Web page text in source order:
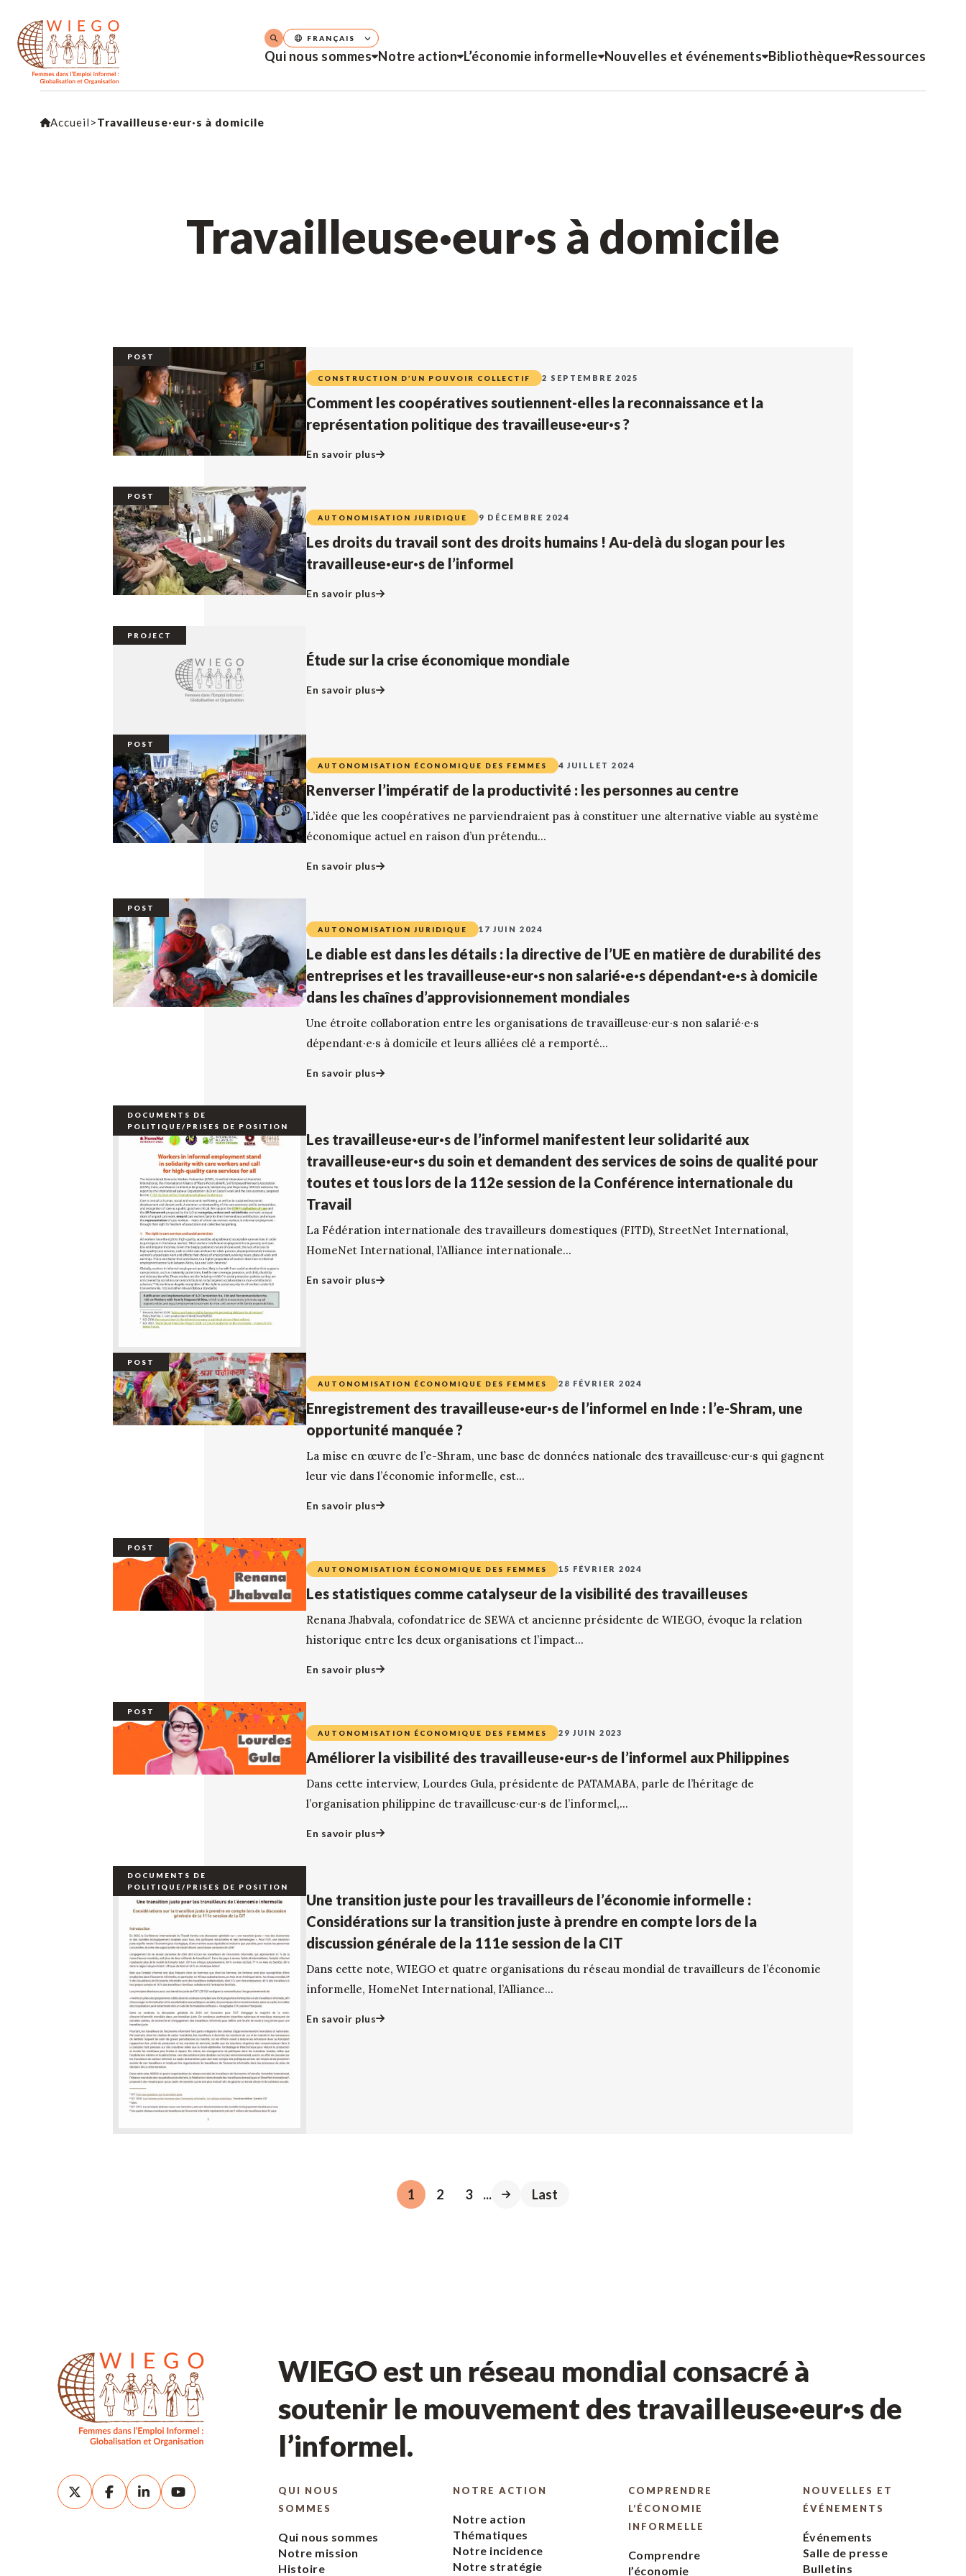
Qui nous sommes Notre action L’économie informelle Nouvelles et événements Bibliothèque Ressources
FRANÇAIS
Accueil >Travailleuse·eur·s à domicile
Travailleuse·eur·s à domicile
POST
CONSTRUCTION D’UN POUVOIR COLLECTIF 2 SEPTEMBRE 2025
Comment les coopératives soutiennent-elles la reconnaissance et la
représentation politique des travailleuse·eur·s ?
En savoir plus
POST
AUTONOMISATION JURIDIQUE 9 DÉCEMBRE 2024
Les droits du travail sont des droits humains ! Au-delà du slogan pour les
travailleuse·eur·s de l’informel
En savoir plus
PROJECT
Étude sur la crise économique mondiale
En savoir plus
POST
AUTONOMISATION ÉCONOMIQUE DES FEMMES 4 JUILLET 2024
Renverser l’impératif de la productivité : les personnes au centre
L’idée que les coopératives ne parviendraient pas à constituer une alternative viable au système
économique actuel en raison d’un prétendu...
En savoir plus
POST
AUTONOMISATION JURIDIQUE 17 JUIN 2024
Le diable est dans les détails : la directive de l’UE en matière de durabilité des
entreprises et les travailleuse·eur·s non salarié·e·s dépendant·e·s à domicile
dans les chaînes d’approvisionnement mondiales
Une étroite collaboration entre les organisations de travailleuse·eur·s non salarié·e·s
dépendant·e·s à domicile et leurs alliées clé a remporté...
En savoir plus
DOCUMENTS DE
POLITIQUE/PRISES DE POSITION
Les travailleuse·eur·s de l’informel manifestent leur solidarité aux
travailleuse·eur·s du soin et demandent des services de soins de qualité pour
toutes et tous lors de la 112e session de la Conférence internationale du
Travail
La Fédération internationale des travailleurs domestiques (FITD), StreetNet International,
HomeNet International, l’Alliance internationale...
En savoir plus
POST
AUTONOMISATION ÉCONOMIQUE DES FEMMES 28 FÉVRIER 2024
Enregistrement des travailleuse·eur·s de l’informel en Inde : l’e-Shram, une
opportunité manquée ?
La mise en œuvre de l’e-Shram, une base de données nationale des travailleuse·eur·s qui gagnent
leur vie dans l’économie informelle, est...
En savoir plus
POST
AUTONOMISATION ÉCONOMIQUE DES FEMMES 15 FÉVRIER 2024
Les statistiques comme catalyseur de la visibilité des travailleuses
Renana Jhabvala, cofondatrice de SEWA et ancienne présidente de WIEGO, évoque la relation
historique entre les deux organisations et l’impact...
En savoir plus
POST
AUTONOMISATION ÉCONOMIQUE DES FEMMES 29 JUIN 2023
Améliorer la visibilité des travailleuse·eur·s de l’informel aux Philippines
Dans cette interview, Lourdes Gula, présidente de PATAMABA, parle de l’héritage de
l’organisation philippine de travailleuse·eur·s de l’informel,...
En savoir plus
DOCUMENTS DE
POLITIQUE/PRISES DE POSITION
Une transition juste pour les travailleurs de l’économie informelle :
Considérations sur la transition juste à prendre en compte lors de la
discussion générale de la 111e session de la CIT
Dans cette note, WIEGO et quatre organisations du réseau mondial de travailleurs de l’économie
informelle, HomeNet International, l’Alliance...
En savoir plus
1 2 3 ... Last
WIEGO est un réseau mondial consacré à
soutenir le mouvement des travailleuse·eur·s de
l’informel.
QUI NOUS
SOMMES
Qui nous sommes
Notre mission
Histoire
NOTRE ACTION
Notre action
Thématiques
Notre incidence
Notre stratégie
COMPRENDRE
L’ÉCONOMIE
INFORMELLE
Comprendre
l’économie
NOUVELLES ET
ÉVÉNEMENTS
Événements
Salle de presse
Bulletins